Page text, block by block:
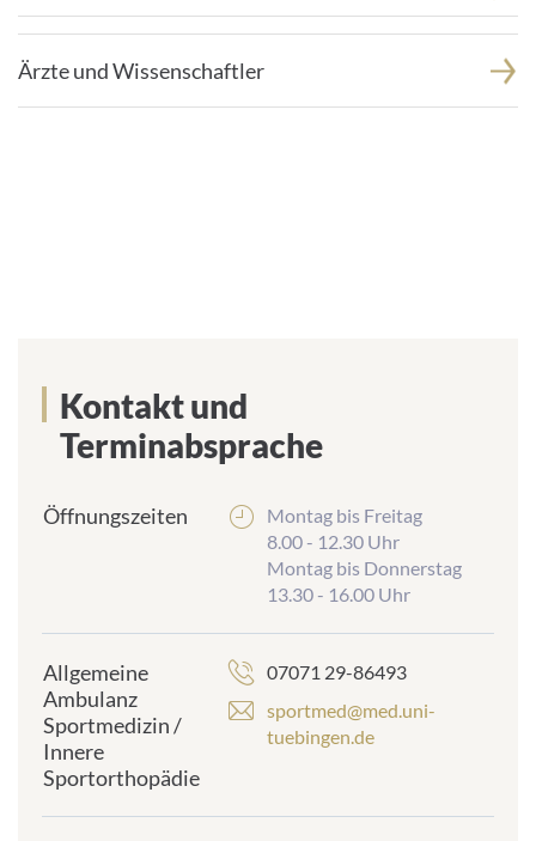
Datenschutz
Ärzte und Wissenschaftler
Kontakt und
Terminabsprache
Öffnungszeiten
Montag bis Freitag
8.00 - 12.30 Uhr
Montag bis Donnerstag
13.30 - 16.00 Uhr
Allgemeine
Ambulanz
Sportmedizin /
Innere
Sportorthopädie
07071 29-86493
sportmed@med.uni-
tuebingen.de